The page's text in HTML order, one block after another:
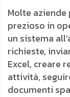
Molte
prezioso in
un sistema
richieste,
Excel, creare
attività,
documenti